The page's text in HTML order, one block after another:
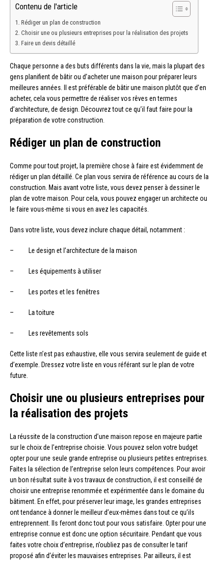
Contenu de l'article
Rédiger un plan de construction
Choisir une ou plusieurs entreprises pour la réalisation des projets
Faire un devis détaillé
Chaque personne a des buts différents dans la vie, mais la plupart des
gens planifient de bâtir ou d’acheter une maison pour préparer leurs
meilleures années. Il est préférable de bâtir une maison plutôt que d’en
acheter, cela vous permettre de réaliser vos rêves en termes
d’architecture, de design. Découvrez tout ce qu’il faut faire pour la
préparation de votre construction.
Rédiger un plan de construction
Comme pour tout projet, la première chose à faire est évidemment de
rédiger un plan détaillé. Ce plan vous servira de référence au cours de la
construction. Mais avant votre liste, vous devez penser à dessiner le
plan de votre maison. Pour cela, vous pouvez engager un architecte ou
le faire vous-même si vous en avez les capacités.
Dans votre liste, vous devez inclure chaque détail, notamment :
– Le design et l’architecture de la maison
– Les équipements à utiliser
– Les portes et les fenêtres
– La toiture
– Les revêtements sols
Cette liste n’est pas exhaustive, elle vous servira seulement de guide et
d’exemple. Dressez votre liste en vous référant sur le plan de votre
future.
Choisir une ou plusieurs entreprises pour
la réalisation des projets
La réussite de la construction d’une maison repose en majeure partie
sur le choix de l’entreprise choisie. Vous pouvez selon votre budget
opter pour une seule grande entreprise ou plusieurs petites entreprises.
Faites la sélection de l’entreprise selon leurs compétences. Pour avoir
un bon résultat suite à vos travaux de construction, il est conseillé de
choisir une entreprise renommée et expérimentée dans le domaine du
bâtiment. En effet, pour préserver leur image, les grandes entreprises
ont tendance à donner le meilleur d’eux-mêmes dans tout ce qu’ils
entreprennent. Ils feront donc tout pour vous satisfaire. Opter pour une
entreprise connue est donc une option sécuritaire. Pendant que vous
faites votre choix d’entreprise, n’oubliez pas de consulter le tarif
proposé afin d’éviter les mauvaises entreprises. Par ailleurs, il est